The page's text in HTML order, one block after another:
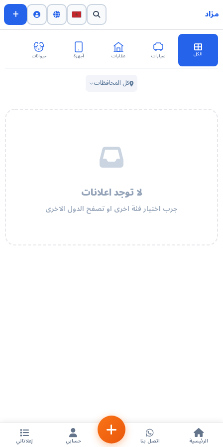
مزاد
الكل سيارات عقارات أجهزة حيوانات
كل المحافظات
لا توجد اعلانات
جرب اختيار فئة اخرى او تصفح الدول الاخرى
الرئيسية اتصل بنا حسابي إعلاناتي